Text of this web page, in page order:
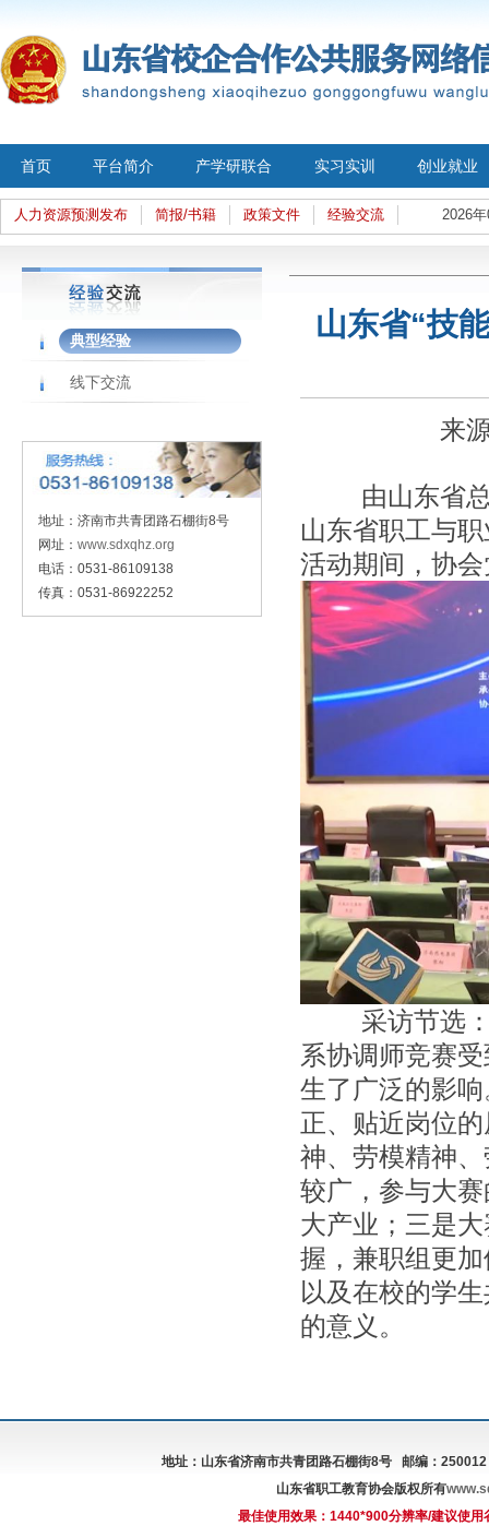
首页 平台简介 产学研联合 实习实训 创业就业
人力资源预测发布 简报/书籍 政策文件 经验交流 2026
典型经验
线下交流
地址：济南市共青团路石棚街8号
网址： www.sdxqhz.org
电话：0531-86109138
传真：0531-86922252
山东省“技
来
由山东省总
山东省职工与
活动期间，协
采访节选：
系协调师竞赛
生了广泛的影
正、贴近岗位
神、劳模精神
较广，参与大
大产业；三是
握，兼职组更
以及在校的学
的意义。
地址：山东省济南市共青团路石棚街8号 邮编：
山东省职工教育协会版权所有
最佳使用效果：1440*900分辨率/建议使